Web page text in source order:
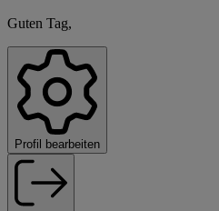
Guten Tag,
Profil bearbeiten